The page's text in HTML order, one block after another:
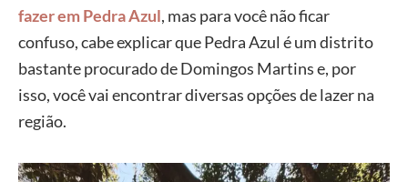
fazer em Pedra Azul, mas para você não ficar
confuso, cabe explicar que Pedra Azul é um distrito
bastante procurado de Domingos Martins e, por
isso, você vai encontrar diversas opções de lazer na
região.